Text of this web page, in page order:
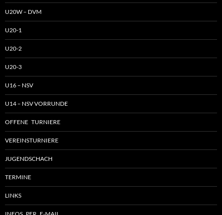
U20W – DVM
U20-1
U20-2
U20-3
U16 – NSV
U14 – NSV VORRUNDE
OFFENE TURNIERE
VEREINSTURNIERE
JUGENDSCHACH
TERMINE
LINKS